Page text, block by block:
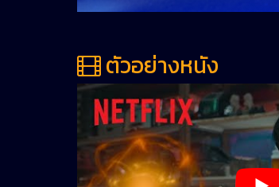
ตัวอย่างหนัง